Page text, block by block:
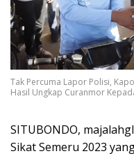
Tak Percuma Lapor Polisi,
Hasil Ungkap Curanmor
SITUBONDO,
Sikat Semeru 2023